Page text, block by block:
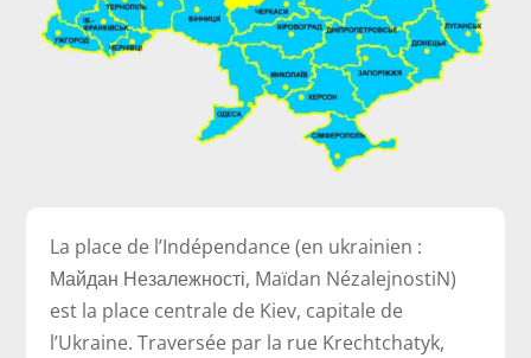
La place de l’Indépendance (en ukrainien :
Майдан Незалежності, Maïdan NézalejnostiN)
est la place centrale de Kiev, capitale de
l’Ukraine. Traversée par la rue Krechtchatyk,